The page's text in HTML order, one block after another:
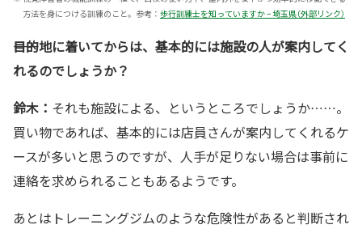
方法を身につける訓練のこと。参考： 歩行訓練士を知っていますか – 埼玉県（外部リンク）
――目的地に着いてからは、基本的には施設の人が案内してく
れるのでしょうか？
鈴木： それも施設による、というところでしょうか……。
買い物であれば、基本的には店員さんが案内してくれるケ
ースが多いと思うのですが、人手が足りない場合は事前に
連絡を求められることもあるようです。
あとはトレーニングジムのような危険性があると判断され